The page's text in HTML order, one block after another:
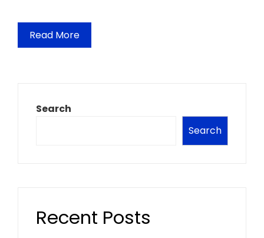
Read More
Search
Search
Recent Posts